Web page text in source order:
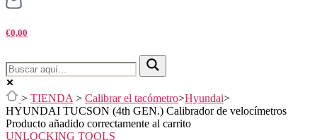
€0,00
> TIENDA > Calibrar el tacómetro>Hyundai>
HYUNDAI TUCSON (4th GEN.) Calibrador de velocímetros
Producto añadido correctamente al carrito
UNLOCKING TOOLS